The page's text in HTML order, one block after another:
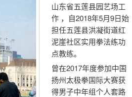
山东省五莲县园艺场工
作 ，自2018年5月9日始
担任五莲县洪凝街道红
泥崖社区实用拳法练功
点教练。
曾在2017年度参加中国
扬州太极拳国际大赛获
得男子中年组个人套路